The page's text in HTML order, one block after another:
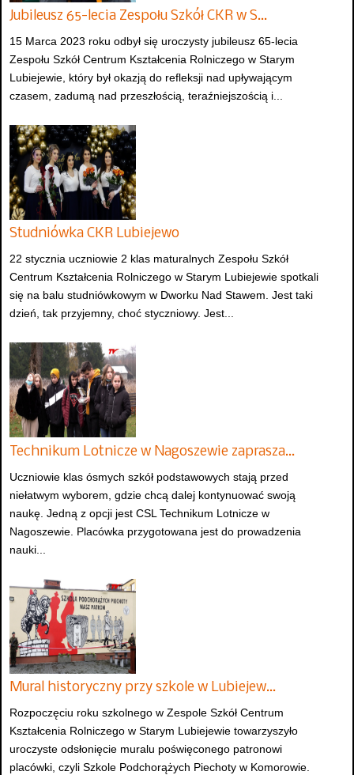
Jubileusz 65-lecia Zespołu Szkół CKR w S…
15 Marca 2023 roku odbył się uroczysty jubileusz 65-lecia
Zespołu Szkół Centrum Kształcenia Rolniczego w Starym
Lubiejewie, który był okazją do refleksji nad upływającym
czasem, zadumą nad przeszłością, teraźniejszością i...
Studniówka CKR Lubiejewo
22 stycznia uczniowie 2 klas maturalnych Zespołu Szkół
Centrum Kształcenia Rolniczego w Starym Lubiejewie spotkali
się na balu studniówkowym w Dworku Nad Stawem. Jest taki
dzień, tak przyjemny, choć styczniowy. Jest...
Technikum Lotnicze w Nagoszewie zaprasza…
Uczniowie klas ósmych szkół podstawowych stają przed
niełatwym wyborem, gdzie chcą dalej kontynuować swoją
naukę. Jedną z opcji jest CSL Technikum Lotnicze w
Nagoszewie. Placówka przygotowana jest do prowadzenia
nauki...
Mural historyczny przy szkole w Lubiejew…
Rozpoczęciu roku szkolnego w Zespole Szkół Centrum
Kształcenia Rolniczego w Starym Lubiejewie towarzyszyło
uroczyste odsłonięcie muralu poświęconego patronowi
placówki, czyli Szkole Podchorążych Piechoty w Komorowie.